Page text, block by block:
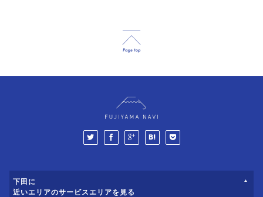
下田に
近いエリアのサービスエリアを見る